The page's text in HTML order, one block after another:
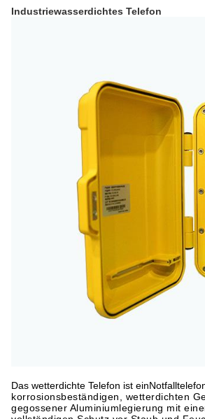
Industriewasserdichtes Telefon
Das wetterdichte Telefon ist ein
korrosionsbeständigen, wetterdichten
gegossener Aluminiumlegierung mit